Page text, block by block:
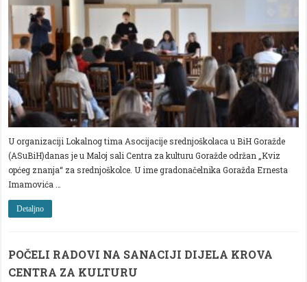
ZA
U organizaciji Lokalnog tima Asocijacije srednjoškolaca u BiH Goražde
(ASuBiH)danas je u Maloj sali Centra za kulturu Goražde održan „Kviz
općeg znanja“ za srednjoškolce. U ime gradonačelnika Goražda Ernesta
Imamovića …
Detaljno
POČELI RADOVI NA SANACIJI DIJELA KROVA
CENTRA ZA KULTURU